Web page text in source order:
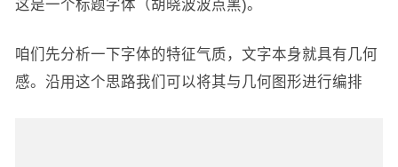
这是一个标题字体（胡晓波波点黑)。
咱们先分析一下字体的特征气质，文字本身就具有几何
感。沿用这个思路我们可以将其与几何图形进行编排